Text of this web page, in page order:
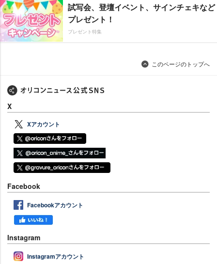
試写会、登壇イベント、サインチェキなど
プレゼント！
プレゼント特集
このページのトップへ
X
Xアカウント
Facebook
Facebookアカウント
Instagram
Instagramアカウント